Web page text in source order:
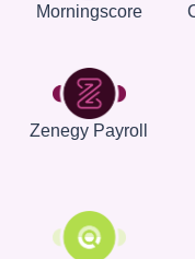
Morningscore
Zenegy Payroll